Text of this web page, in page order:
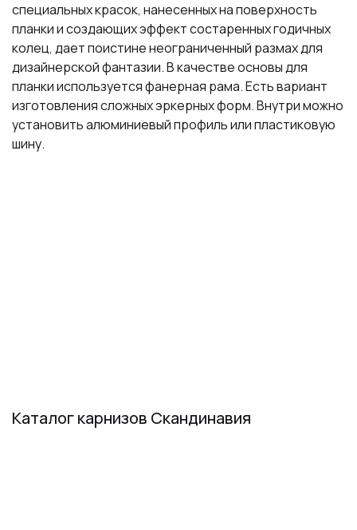
специальных красок, нанесенных на поверхность
планки и создающих эффект состаренных годичных
колец, дает поистине неограниченный размах для
дизайнерской фантазии. В качестве основы для
планки используется фанерная рама. Есть вариант
изготовления сложных эркерных форм. Внутри можно
установить алюминиевый профиль или пластиковую
шину.
Каталог карнизов Скандинавия